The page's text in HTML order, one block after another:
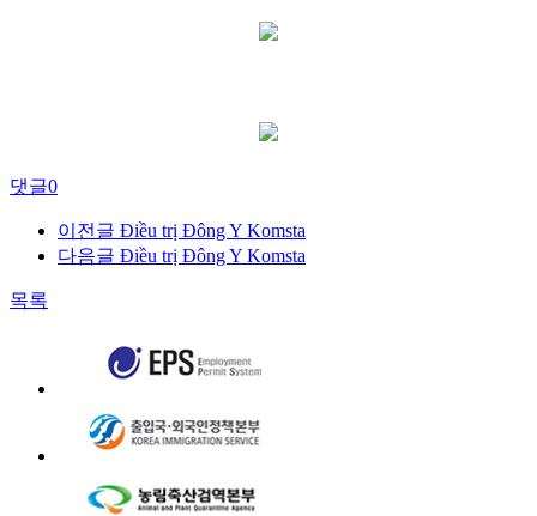
댓글0
이전글 Điều trị Đông Y Komsta
다음글 Điều trị Đông Y Komsta
목록